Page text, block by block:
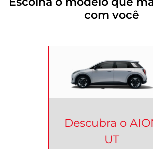
com você
Descubra o
UT